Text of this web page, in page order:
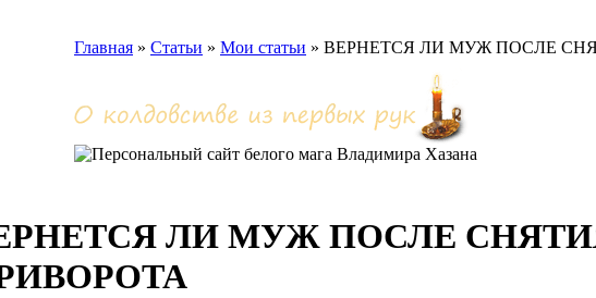
Главная » Статьи » Мои статьи » ВЕРНЕТСЯ ЛИ МУЖ ПОСЛЕ
ЛИ МУЖ ПОСЛЕ